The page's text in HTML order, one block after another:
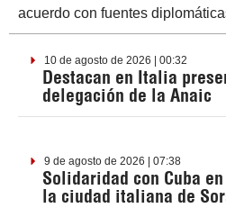
acuerdo con fuentes
10 de agosto de 2026 | 00:32
Destacan en Italia
delegación de la Anaic
9 de agosto de 2026 | 07:38
Solidaridad con Cuba
la ciudad italiana de